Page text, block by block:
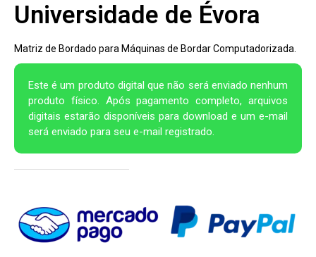
Universidade de Évora
Matriz de Bordado para Máquinas de Bordar Computadorizada.
Este é um produto digital que não será enviado nenhum
produto físico. Após pagamento completo, arquivos
digitais estarão disponíveis para download e um e-mail
será enviado para seu e-mail registrado.